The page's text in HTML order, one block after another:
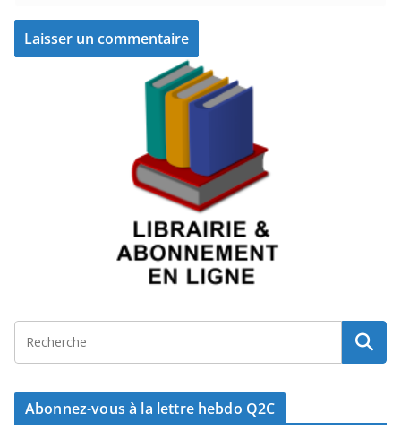
Abonnez-vous à la lettre hebdo Q2C